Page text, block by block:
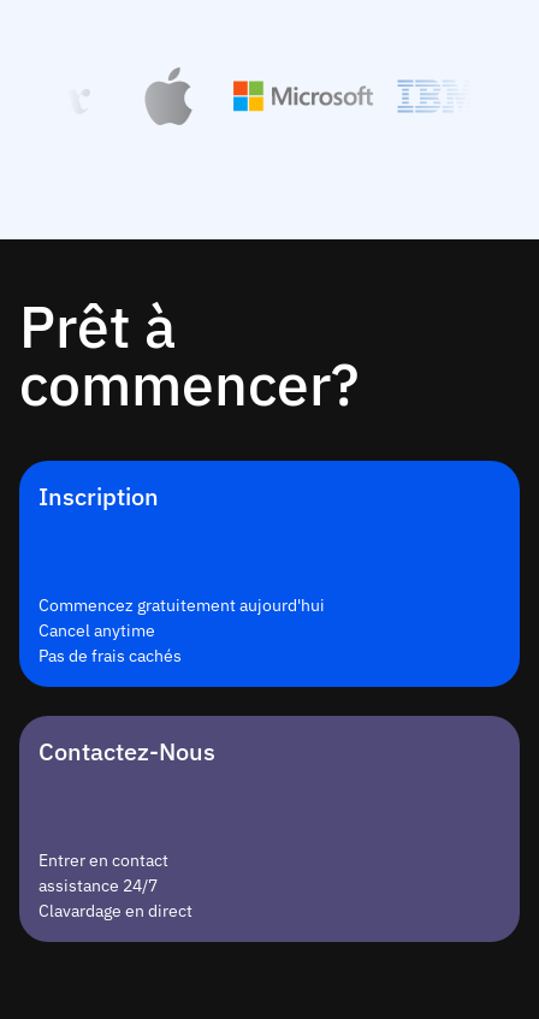
Prêt à
commencer?
Inscription
Commencez gratuitement aujourd'hui
Cancel anytime
Pas de frais cachés
Contactez-Nous
Entrer en contact
assistance 24/7
Clavardage en direct